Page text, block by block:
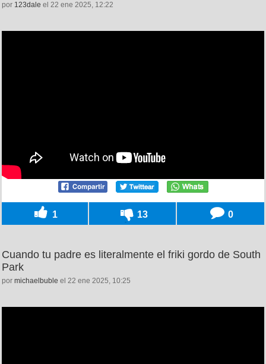
por 123dale el 22 ene 2025, 12:22
1 13 0
Cuando tu padre es literalmente el friki gordo de South
Park
por michaelbuble el 22 ene 2025, 10:25